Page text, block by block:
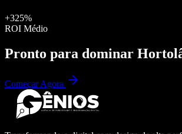
+325%
ROI Médio
Pronto para dominar
Começar Agora